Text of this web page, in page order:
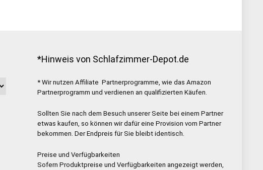
*Hinweis von Schlafzimmer-Depot.de
* Wir nutzen Affiliate Partnerprogramme, wie das Amazon
Partnerprogramm und verdienen an qualifizierten Käufen.
Sollten Sie nach dem Besuch unserer Seite bei einem Partner
etwas kaufen, so können wir dafür eine Provision vom Partner
bekommen. Der Endpreis für Sie bleibt identisch.
Preise und Verfügbarkeiten
Sofern Produktpreise und Verfügbarkeiten angezeigt werden,